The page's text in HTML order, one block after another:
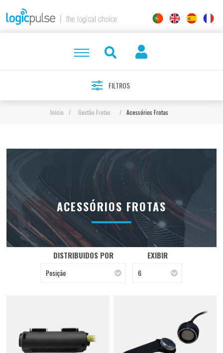
FILTROS
Início / Gestão Frotas / Acessórios Frotas
ACESSÓRIOS FROTAS
DISTRIBUIDOS POR
Posição
EXIBIR
6